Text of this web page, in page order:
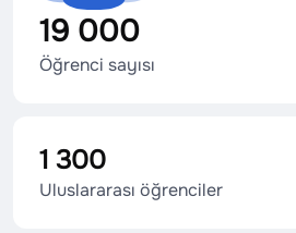
19 000
Öğrenci sayısı
1 300
Uluslararası öğrenciler